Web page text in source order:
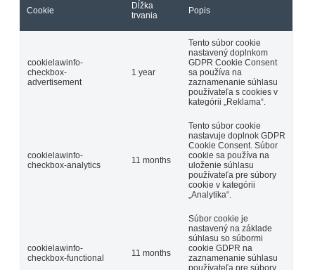
Cookie
Dĺžka
trvania
Popis
cookielawinfo-
checkbox-
advertisement
1 year
Tento súbor cookie
nastavený doplnkom
GDPR Cookie Consent
sa používa na
zaznamenanie súhlasu
používateľa s cookies v
kategórii „Reklama“.
cookielawinfo-
checkbox-analytics
11 months
Tento súbor cookie
nastavuje doplnok GDPR
Cookie Consent. Súbor
cookie sa používa na
uloženie súhlasu
používateľa pre súbory
cookie v kategórii
„Analytika“.
cookielawinfo-
checkbox-functional
11 months
Súbor cookie je
nastavený na základe
súhlasu so súbormi
cookie GDPR na
zaznamenanie súhlasu